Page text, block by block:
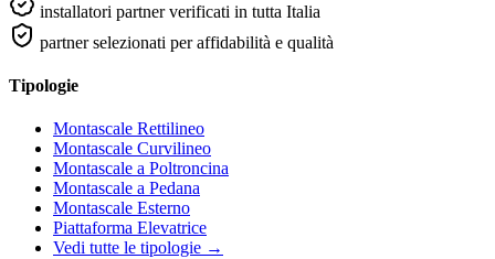
installatori partner verificati in tutta Italia
partner selezionati per affidabilità e qualità
Tipologie
Montascale Rettilineo
Montascale Curvilineo
Montascale a Poltroncina
Montascale a Pedana
Montascale Esterno
Piattaforma Elevatrice
Vedi tutte le tipologie →